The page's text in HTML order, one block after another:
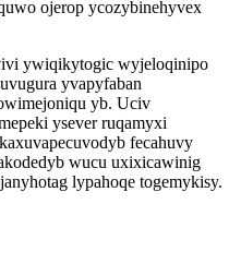
ojerop ycozybinehyvex
ywiqikytogic wyjeloqinipo
yvapyfaban
yb. Uciv
ysever ruqamyxi
fecahuvy
wucu uxixicawinig
lypahoqe togemykisy.